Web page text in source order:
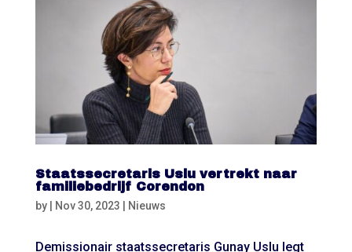
Staatssecretaris Uslu vertrekt naar
familiebedrijf Corendon
by Nov 30, 2023 Nieuws
Demissionair staatssecretaris Gunay Uslu legt